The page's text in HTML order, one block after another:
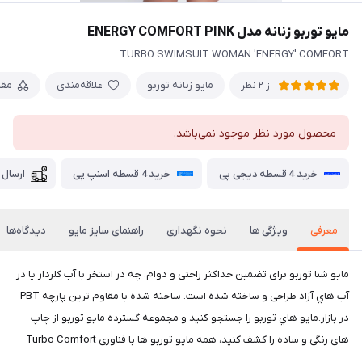
مایو توربو زنانه مدل ENERGY COMFORT PINK
TURBO SWIMSUIT WOMAN 'ENERGY' COMFORT
از 2 نظر مایو زنانه توربو علاقه‌مندی
محصول مورد نظر موجود نمی‌باشد.
خرید 4 قسطه دیجی پی خرید 4 قسطه اسنپ پی
معرفی ویژگی ها نحوه نگهداری راهنمای سایز مایو دیدگاه‌ها
مايو شنا توربو برای تضمین حداکثر راحتی و دوام، چه در استخر با آب کلردار یا در
آب هاي آزاد طراحی و ساخته شده است. ساخته شده با مقاوم ترین پارچه PBT
در بازار.مايو هاي توربو را جستجو کنید و مجموعه گسترده مايو توربو از چاپ
های رنگی و ساده را کشف کنید، همه مایو توربو ها با فناوری Turbo Comfort